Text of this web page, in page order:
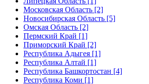
Московская Область [2]
Новосибирская Область [5]
Омская Область [2]
Пермский Край [1]
Приморский Край [2]
Республика Адыгея [1]
Республика Алтай [1]
Республика Башкортостан [4]
Республика Коми [1]